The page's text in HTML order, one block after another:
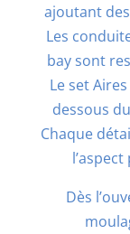
ajoutant
Les
bay sont
Le set
dessous
Chaque
Dès